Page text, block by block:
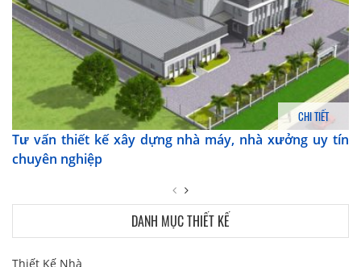
CHI TIẾT
Tư vấn thiết kế xây dựng nhà máy, nhà xưởng uy tín
chuyên nghiệp
DANH MỤC THIẾT KẾ
Thiết Kế Nhà